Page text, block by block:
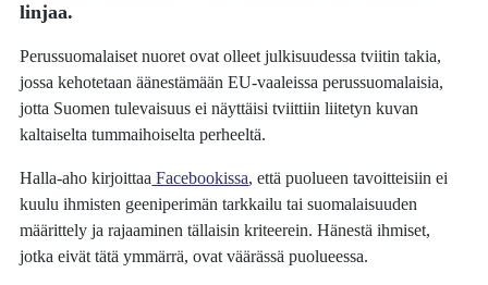
linjaa.
Perussuomalaiset nuoret ovat olleet julkisuudessa tviitin takia,
jossa kehotetaan äänestämään EU-vaaleissa perussuomalaisia,
jotta Suomen tulevaisuus ei näyttäisi tviittiin liitetyn kuvan
kaltaiselta tummaihoiselta perheeltä.
Halla-aho kirjoittaa Facebookissa, että puolueen tavoitteisiin ei
kuulu ihmisten geeniperimän tarkkailu tai suomalaisuuden
määrittely ja rajaaminen tällaisin kriteerein. Hänestä ihmiset,
jotka eivät tätä ymmärrä, ovat väärässä puolueessa.